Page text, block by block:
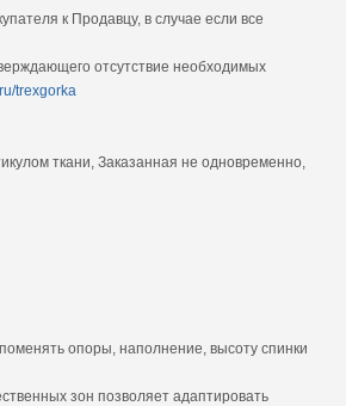
к Продавцу, в случае если все
отсутствие необходимых
trexgorka
ткани, Заказанная не одновременно,
опоры, наполнение, высоту спинки
зон позволяет адаптировать